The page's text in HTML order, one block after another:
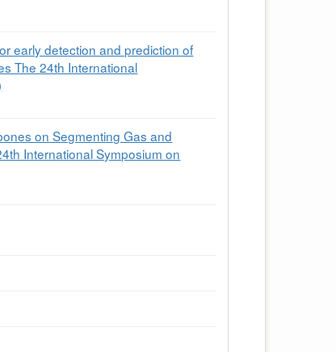
early detection and prediction of
The 24th International
on Segmenting Gas and
International Symposium on